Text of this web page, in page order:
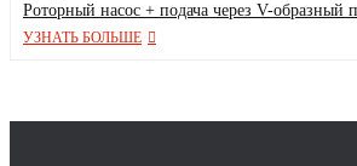
Роторный насос + подача через V-образный
УЗНАТЬ БОЛЬШЕ